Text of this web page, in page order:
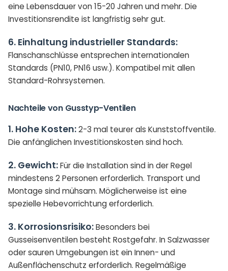
eine Lebensdauer von 15-20 Jahren und mehr. Die
Investitionsrendite ist langfristig sehr gut.
6. Einhaltung industrieller Standards:
Flanschanschlüsse entsprechen internationalen
Standards (PN10, PN16 usw.). Kompatibel mit allen
Standard-Rohrsystemen.
Nachteile von Gusstyp-Ventilen
1. Hohe Kosten:2-3 mal teurer als Kunststoffventile.
Die anfänglichen Investitionskosten sind hoch.
2. Gewicht:Für die Installation sind in der Regel
mindestens 2 Personen erforderlich. Transport und
Montage sind mühsam. Möglicherweise ist eine
spezielle Hebevorrichtung erforderlich.
3. Korrosionsrisiko:Besonders bei
Gusseisenventilen besteht Rostgefahr. In Salzwasser
oder sauren Umgebungen ist ein Innen- und
Außenflächenschutz erforderlich. Regelmäßige